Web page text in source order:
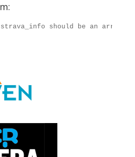
strava_info should be an